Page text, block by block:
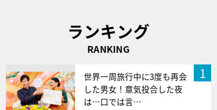
ランキング
RANKING
1
世界一周旅行中に3度も再会
した男女！意気投合した夜
は…口では言…